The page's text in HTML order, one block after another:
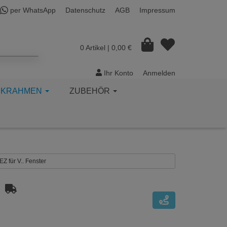
per WhatsApp Datenschutz AGB Impressum
0 Artikel | 0,00 €
Ihr Konto Anmelden
ZUBEHÖR
für V.. Fenster